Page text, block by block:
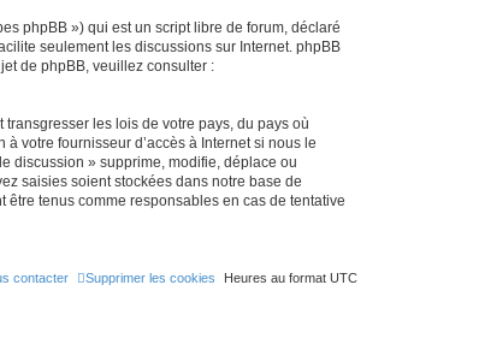
phpBB ») qui est un script libre de forum, déclaré
seulement les discussions sur Internet. phpBB
de phpBB, veuillez consulter :
les lois de votre pays, du pays où
votre fournisseur d’accès à Internet si nous le
discussion » supprime, modifie, déplace ou
saisies soient stockées dans notre base de
tenus comme responsables en cas de tentative
Heures au format UTC
Supprimer les cookies
contacter